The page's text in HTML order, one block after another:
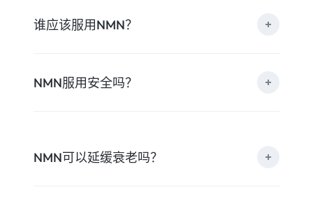
谁应该服用NMN？
NMN服用安全吗？
NMN可以延缓衰老吗？